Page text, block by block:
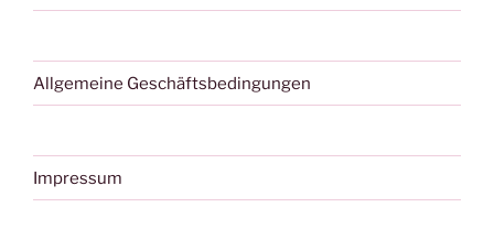
Allgemeine Geschäftsbedingungen
Impressum